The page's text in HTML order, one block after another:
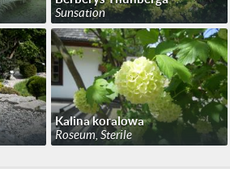
Sunsation
Kalina koralowa
Roseum, Sterile